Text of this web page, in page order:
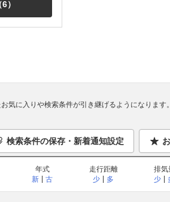
6）
に入りや検索条件が引き継げるようになります。
検索条件の保存・新着通知設定
年式
新
古
走行距離
少
多
排気
少